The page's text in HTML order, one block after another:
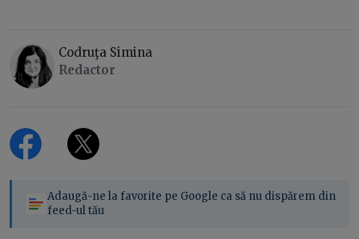
Codruţa Simina
Redactor
Adaugă-ne la favorite pe Google ca să nu dispărem din
feed-ul tău